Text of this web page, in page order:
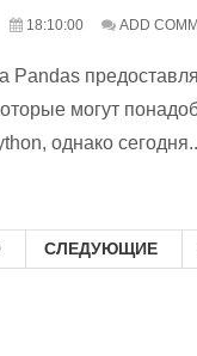
18:10:00 ADD
Pandas
могут
однако
СЛЕДУЮЩИЕ